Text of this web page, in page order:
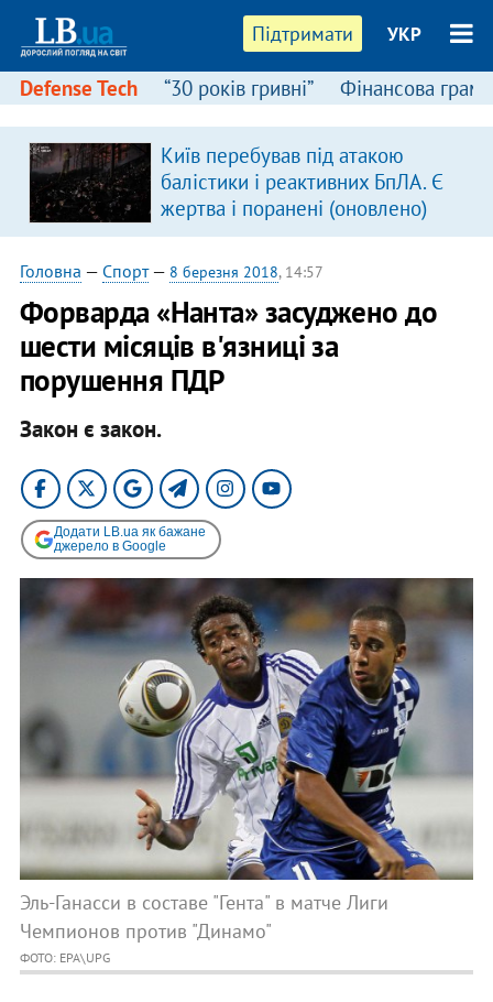
Підтримати УКР
Defense Tech “30 років гривні” Фінансова
Київ перебував під атакою
балістики і реактивних БпЛА. Є
жертва і поранені (оновлено)
Головна — Спорт— 8 березня 2018, 14:57
Форварда «Нанта» засуджено до
шести місяців в'язниці за
порушення ПДР
Закон є закон.
Додати LB.ua як бажане
джерело в Google
Эль-Ганасси в составе "Гента" в матче Лиги
Чемпионов против "Динамо"
ФОТО: EPA\UPG